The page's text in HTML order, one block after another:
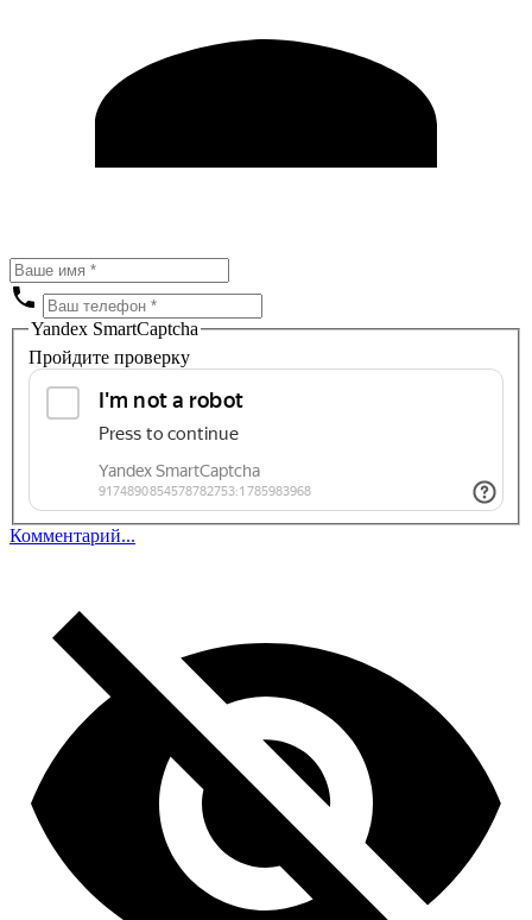
Yandex SmartCaptcha
Пройдите проверку
Комментарий...